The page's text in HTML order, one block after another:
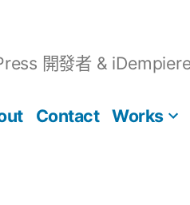
開發者 &
Contact Works